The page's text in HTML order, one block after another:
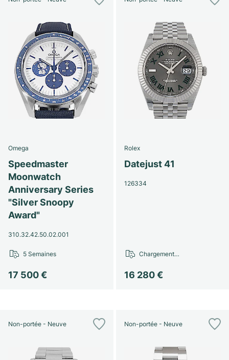
Omega
Speedmaster
Moonwatch
Anniversary Series
"Silver Snoopy
Award"
310.32.42.50.02.001
17 500 €
5 Semaines
Rolex
Datejust 41
126334
16 280 €
Chargement…
Non-portée - Neuve Non-portée - Neuve